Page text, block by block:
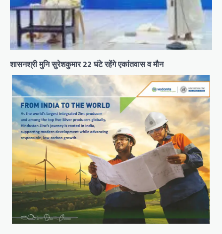
शासनश्री मुनि सुरेशकुमार 22 घंटे रहेंगे एकांतवास व मौन